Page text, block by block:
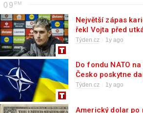
09
Největší zápas
řekl Vojta před
Týden.cz 1y ago
Do fondu NATO
Česko poskytne
korun
Týden.cz 1y ago
Americký dolar